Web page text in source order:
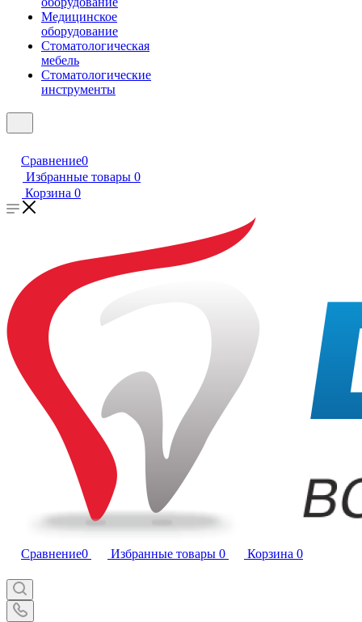
Медицинское
оборудование
Стоматологическая
мебель
Стоматологические
инструменты
Сравнение0
Избранные товары 0
Корзина 0
Сравнение0 Избранные товары 0 Корзина 0